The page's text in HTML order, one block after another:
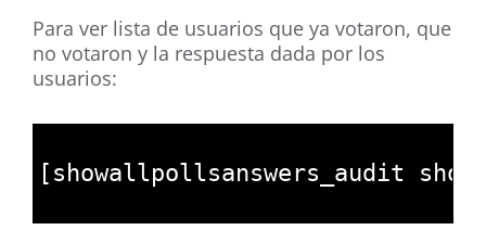
Para ver lista de usuarios que ya votaron, que
no votaron y la respuesta dada por los
usuarios:
[ showallpollsanswers_audit